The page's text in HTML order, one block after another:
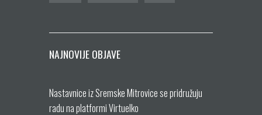
NAJNOVIJE OBJAVE
Nastavnice iz Sremske Mitrovice se pridružuju
radu na platformi Virtuelko